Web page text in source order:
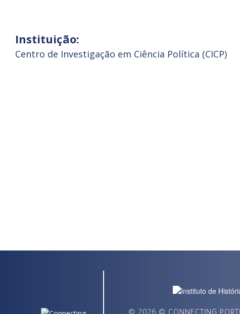
Instituição:
Centro de Investigação em Ciência Política (CICP)
© 2026 © CONNECTING